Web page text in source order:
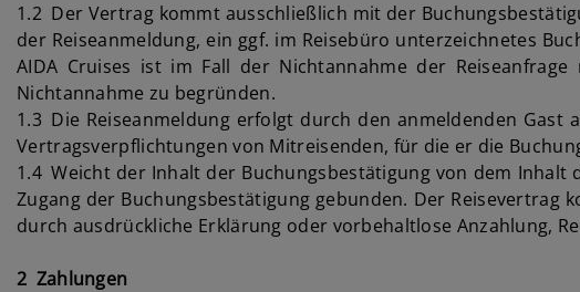
1.2 Der Vertrag kommt ausschließlich mit der
der Reiseanmeldung, ein ggf. im Reisebüro unterzeichnetes
AIDA Cruises ist im Fall der Nichtannahme der
Nichtannahme zu begründen.
1.3 Die Reiseanmeldung erfolgt durch den anmeldenden
Vertragsverpflichtungen von Mitreisenden, für die er die
1.4 Weicht der Inhalt der Buchungsbestätigung von dem Inhalt
Zugang der Buchungsbestätigung gebunden. Der
durch ausdrückliche Erklärung oder vorbehaltlose Anzahlung,
2 Zahlungen